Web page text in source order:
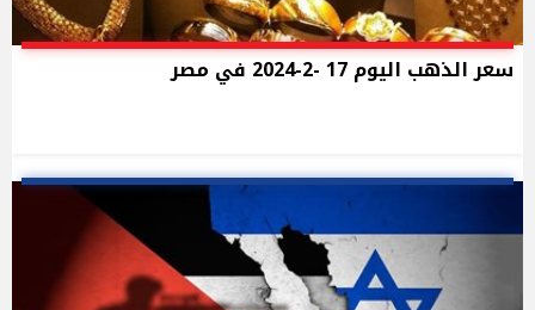
سعر الذهب اليوم 17 -2-2024 في مصر